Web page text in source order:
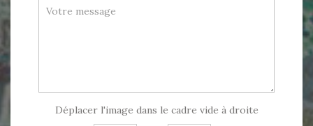
Déplacer l'image dans le cadre vide à droite